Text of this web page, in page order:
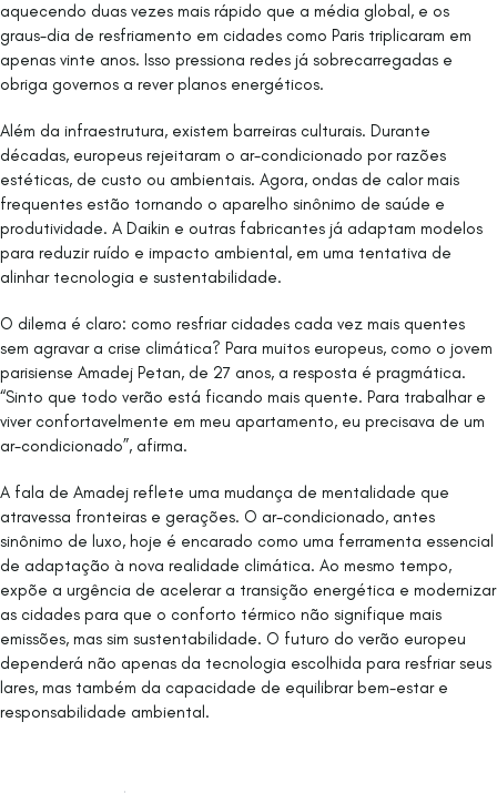
aquecendo duas vezes mais rápido que a média global, e os
graus-dia de resfriamento em cidades como Paris triplicaram em
apenas vinte anos. Isso pressiona redes já sobrecarregadas e
obriga governos a rever planos energéticos.
Além da infraestrutura, existem barreiras culturais. Durante
décadas, europeus rejeitaram o ar-condicionado por razões
estéticas, de custo ou ambientais. Agora, ondas de calor mais
frequentes estão tornando o aparelho sinônimo de saúde e
produtividade. A Daikin e outras fabricantes já adaptam modelos
para reduzir ruído e impacto ambiental, em uma tentativa de
alinhar tecnologia e sustentabilidade.
O dilema é claro: como resfriar cidades cada vez mais quentes
sem agravar a crise climática? Para muitos europeus, como o jovem
parisiense Amadej Petan, de 27 anos, a resposta é pragmática.
“Sinto que todo verão está ficando mais quente. Para trabalhar e
viver confortavelmente em meu apartamento, eu precisava de um
ar-condicionado”, afirma.
A fala de Amadej reflete uma mudança de mentalidade que
atravessa fronteiras e gerações. O ar-condicionado, antes
sinônimo de luxo, hoje é encarado como uma ferramenta essencial
de adaptação à nova realidade climática. Ao mesmo tempo,
expõe a urgência de acelerar a transição energética e modernizar
as cidades para que o conforto térmico não signifique mais
emissões, mas sim sustentabilidade. O futuro do verão europeu
dependerá não apenas da tecnologia escolhida para resfriar seus
lares, mas também da capacidade de equilibrar bem-estar e
responsabilidade ambiental.